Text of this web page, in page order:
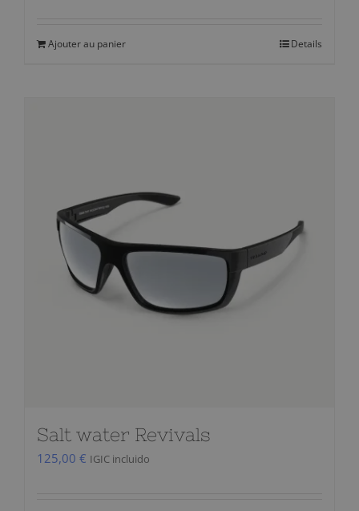
Ajouter au panier Details
Salt water Revivals
125,00 € IGIC incluido